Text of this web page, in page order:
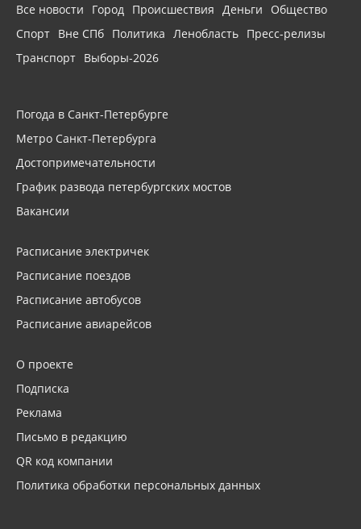
Все новости Город Происшествия Деньги
Общество
Спорт Вне СПб Политика Ленобласть Пресс-релизы
Транспорт Выборы-2026
Погода в Санкт-Петербурге
Метро Санкт-Петербурга
Достопримечательности
График развода петербургских мостов
Вакансии
Расписание электричек
Расписание поездов
Расписание автобусов
Расписание авиарейсов
О проекте
Подписка
Реклама
Письмо в редакцию
QR код компании
Политика обработки персональных данных